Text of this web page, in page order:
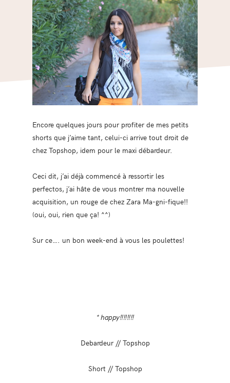
Encore quelques jours pour profiter de mes petits
shorts que j’aime tant, celui-ci arrive tout droit de
chez Topshop, idem pour le maxi débardeur.
Ceci dit, j’ai déjà commencé à ressortir les
perfectos, j’ai hâte de vous montrer ma nouvelle
acquisition, un rouge de chez Zara Ma-gni-fique!!
(oui, oui, rien que ça! ^^)
Sur ce…. un bon week-end à vous les poulettes!
* happy!!!!!!!!
Debardeur // Topshop
Short // Topshop